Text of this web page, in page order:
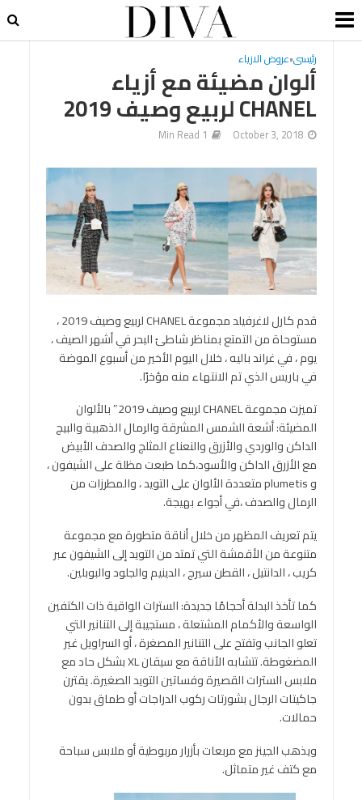
رئيسى•عروض الازياء
ألوان مضيئة مع أزياء
CHANEL لربيع وصيف 2019
October 3, 2018
1 Min Read
قدم كارل لاغرفيلد مجموعة CHANEL لربيع وصيف 2019 ،
مستوحاة من التمتع بمناظر شاطئ البحر في أشهر الصيف ،
يوم ، في غراند باليه ، خلال اليوم الأخير من أسبوع الموضة
في باريس الذي تم الانتهاء منه مؤخرًا.
تميزت مجموعة CHANEL لربيع وصيف 2019″ بالألوان
المضيئة: أشعة الشمس المشرقة والرمال الذهبية والبيج
الداكن والوردي والأزرق والنعناع المثلج والصدف الأبيض
مع الأزرق الداكن والأسود،كما طبعت مظلة على الشيفون ،
و plumetis متعددة الألوان على التويد ، والمطرزات من
الرمال والصدف ،في أجواء بهيجة.
يتم تعريف المظهر من خلال أناقة متطورة مع مجموعة
متنوعة من الأقمشة التي تمتد من التويد إلى الشيفون عبر
كريب ، الدانتيل ، القطن سيرج ، الدينيم والجلود والبوبلين.
كما تأخذ البدلة أحجامًا جديدة: السترات الواقية ذات الكتفين
الواسعة والأكمام المشتعلة ، مستجيبة إلى التنانير التي
تعلو الجانب وتفتح على التنانير المصغرة ، أو السراويل غير
المضغوطة. تتشابه الأناقة مع سيقان XL بشكل حاد مع
ملابس السترات القصيرة وفساتين التويد الصغيرة. يقترن
جاكيتات الرجال بشورتات ركوب الدراجات أو طماق بدون
حمالات.
ويذهب الجينز مع مربعات بأزرار مربوطية أو ملابس سباحة
مع كتف غير متماثل.